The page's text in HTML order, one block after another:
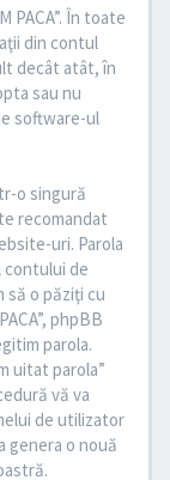
PACA”. În toate
din contul
decât atât, în
sau nu
software-ul
o singură
recomandat
uri. Parola
contului de
să o păziţi cu
phpBB
parola.
uitat parola”
vă va
de utilizator
genera o nouă